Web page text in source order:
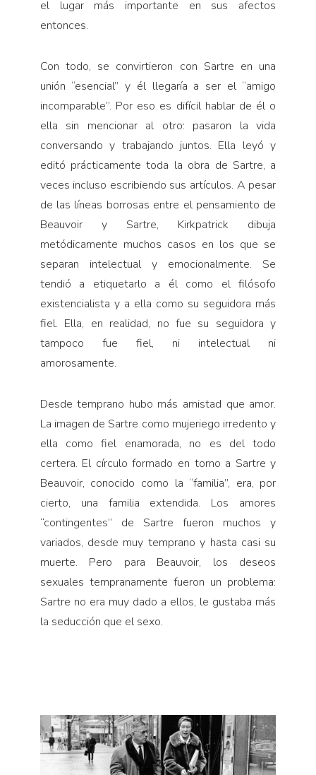
el lugar más importante en sus afectos
entonces.
Con todo, se convirtieron con Sartre en una
unión “esencial” y él llegaría a ser el “amigo
incomparable”. Por eso es difícil hablar de él o
ella sin mencionar al otro: pasaron la vida
conversando y trabajando juntos. Ella leyó y
editó prácticamente toda la obra de Sartre, a
veces incluso escribiendo sus artículos. A pesar
de las líneas borrosas entre el pensamiento de
Beauvoir y Sartre, Kirkpatrick dibuja
metódicamente muchos casos en los que se
separan intelectual y emocionalmente. Se
tendió a etiquetarlo a él como el filósofo
existencialista y a ella como su seguidora más
fiel. Ella, en realidad, no fue su seguidora y
tampoco fue fiel, ni intelectual ni
amorosamente.
Desde temprano hubo más amistad que amor.
La imagen de Sartre como mujeriego irredento y
ella como fiel enamorada, no es del todo
certera. El círculo formado en torno a Sartre y
Beauvoir, conocido como la “familia”, era, por
cierto, una familia extendida. Los amores
“contingentes” de Sartre fueron muchos y
variados, desde muy temprano y hasta casi su
muerte. Pero para Beauvoir, los deseos
sexuales tempranamente fueron un problema:
Sartre no era muy dado a ellos, le gustaba más
la seducción que el sexo.